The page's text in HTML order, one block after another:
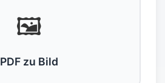
🖼️
PDF zu Bild